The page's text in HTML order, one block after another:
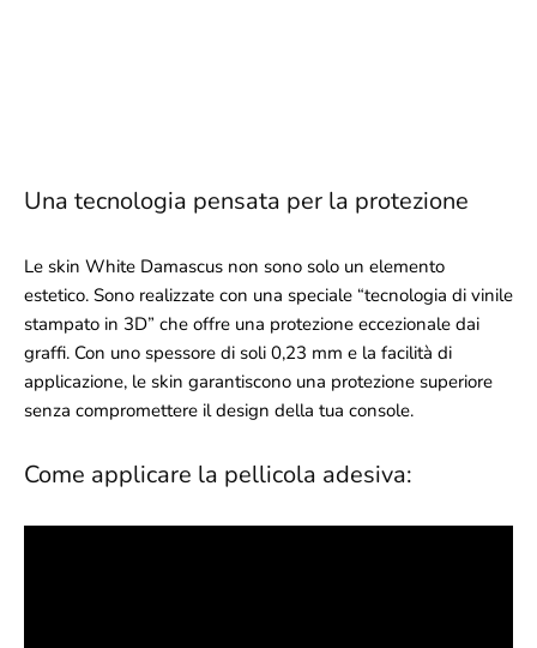
Una tecnologia pensata per la protezione
Le skin White Damascus non sono solo un elemento
estetico. Sono realizzate con una speciale “tecnologia di vinile
stampato in 3D” che offre una protezione eccezionale dai
graffi. Con uno spessore di soli 0,23 mm e la facilità di
applicazione, le skin garantiscono una protezione superiore
senza compromettere il design della tua console.
Come applicare la pellicola adesiva: